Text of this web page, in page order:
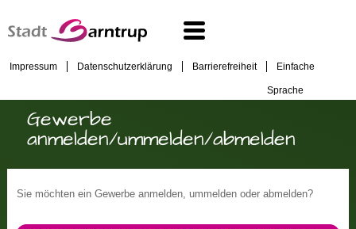
Impressum Datenschutzerklärung Barrierefreiheit Einfache
Sprache
Gewerbe
anmelden/ummelden/abmelden
Sie möchten ein Gewerbe anmelden, ummelden oder abmelden?